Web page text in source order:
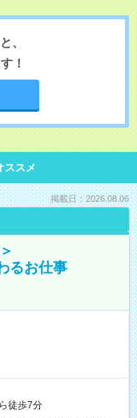
、
！
ススメ
掲載日：2026.08.06
るお仕事
徒歩7分